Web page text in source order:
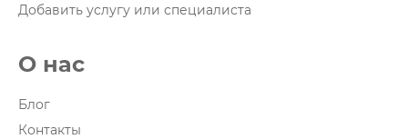
Добавить услугу или специалиста
О нас
Блог
Контакты